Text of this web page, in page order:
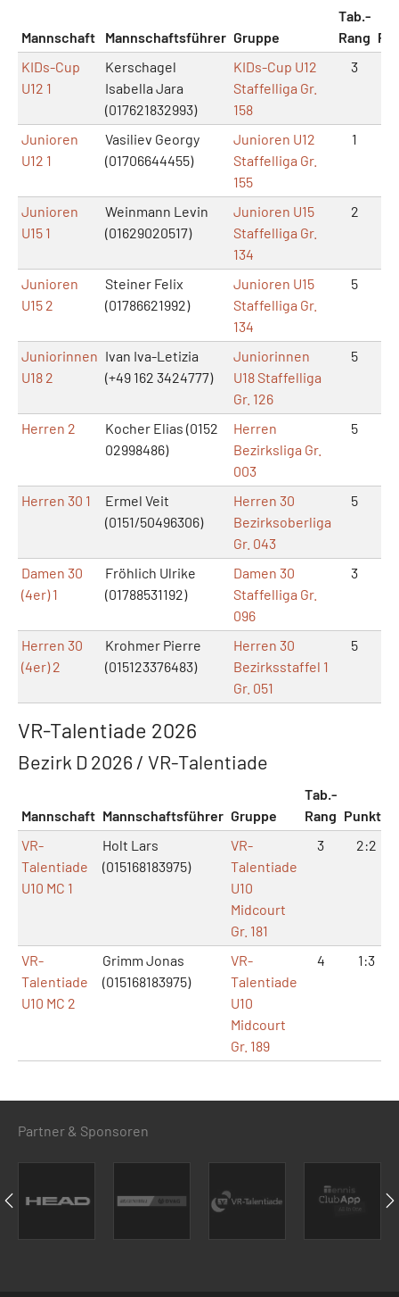
Mannschaft Mannschaftsführer Gruppe
Tab.-
Rang
KIDs-Cup
U12 1
Kerschagel
Isabella Jara
(017621832993)
KIDs-Cup U12
Staffelliga Gr.
158
3
Junioren
U12 1
Vasiliev Georgy
(01706644455)
Junioren U12
Staffelliga Gr.
155
1
Junioren
U15 1
Weinmann Levin
(01629020517)
Junioren U15
Staffelliga Gr.
134
2
Junioren
U15 2
Steiner Felix
(01786621992)
Junioren U15
Staffelliga Gr.
134
5
Juniorinnen
U18 2
Ivan Iva-Letizia
(+49 162 3424777)
Juniorinnen
U18 Staffelliga
Gr. 126
5
Herren 2
Kocher Elias (0152
02998486)
Herren
Bezirksliga Gr.
003
5
Herren 30 1
Ermel Veit
(0151/50496306)
Herren 30
Bezirksoberliga
Gr. 043
5
Damen 30
(4er) 1
Fröhlich Ulrike
(01788531192)
Damen 30
Staffelliga Gr.
096
3
Herren 30
(4er) 2
Krohmer Pierre
(015123376483)
Herren 30
Bezirksstaffel 1
Gr. 051
5
VR-Talentiade 2026
Bezirk D 2026 / VR-Talentiade
Mannschaft Mannschaftsführer Gruppe
Tab.-
Rang Punkte
VR-
Talentiade
U10 MC 1
Holt Lars
(015168183975)
VR-
Talentiade
U10
Midcourt
Gr. 181
3 2:2
VR-
Talentiade
U10 MC 2
Grimm Jonas
(015168183975)
VR-
Talentiade
U10
Midcourt
Gr. 189
4 1:3
Partner & Sponsoren